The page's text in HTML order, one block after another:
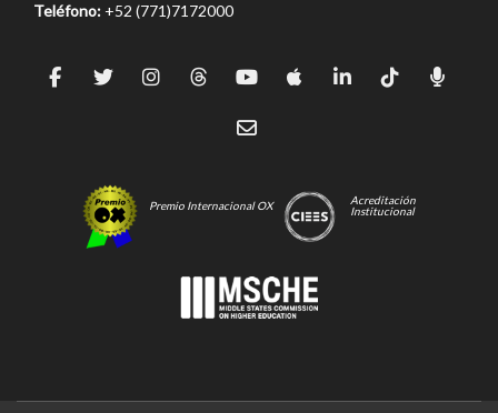
Teléfono: +52 (771)7172000
Premio Internacional OX
Acreditación
Institucional